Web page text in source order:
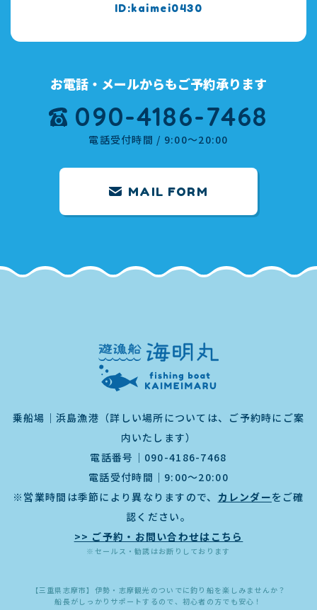
kaimei0430
お電話・メールからもご予約承ります
090-4186-7468
電話受付時間 / 9:00～20:00
MAIL FORM
乗船場｜浜島漁港（詳しい場所については、ご予約時にご案
内いたします）
電話番号｜ 090-4186-7468
電話受付時間｜9:00～20:00
※営業時間は季節により異なりますので、 カレンダーをご確
認ください。
>> ご予約・お問い合わせはこちら
※セールス・勧誘はお断りしております
【三重県志摩市】伊勢・志摩観光のついでに釣り船を楽しみませんか？
船長がしっかりサポートするので、初心者の方でも安心！